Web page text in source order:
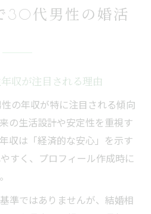
の婚活成功例の傾向とは
られる30代男性の年収水
見る30代男性の年収分布と
視する30代男性年収の考え
響する本当の理由を徹底分
30代男性の婚活
収が注目される理由
の年収が特に注目される傾向
の生活設計や安定性を重視す
収は「経済的な安心」を示す
すく、プロフィール作成時に
準ではありませんが、結婚相